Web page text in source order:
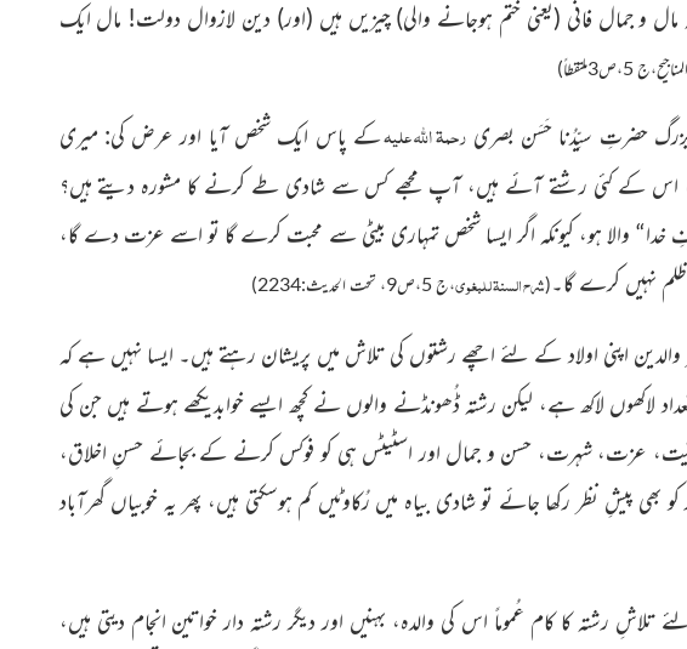
و جمال فانی (یعنی ختم ہوجانے والی)چیزیں ہیں (اور) دین لازوال دولت! مال ایک
5،ص3ملتقطاً)
حضرتِ سیِّدُنا حَسَن بصری رحمۃ اللہ علیہکے پاس ایک شخص آیا اور عرض کی: میری
کے کئی رشتے آئے ہیں، آپ مجھے کس سے شادی طے کرنے کا مشورہ دیتے ہیں؟
والاہو، کیونکہ اگر ایسا شخص تمہاری بیٹی سے محبت کرے گا تو اسے عزت دے گا،
ظلم نہیں کرے گا۔(شرح السنۃ للبغوی،ج 5،ص9، تحت الحدیث:2234)
والدین اپنی اولاد کے لئے اچھے رشتوں کی تلاش میں پریشان رہتے ہیں۔ ایسا نہیں ہے کہ
لاکھوں لاکھ ہے، لیکن رشتہ ڈُھونڈنے والوں نے کچھ ایسے خوابدیکھے ہوتے ہیں جن کی
عزت، شہرت، حسن و جمال اور اسٹیٹس ہی کو فوکس کرنے کے بجائے حسنِ اخلاق،
بھی پیشِ نظر رکھا جائے تو شادی بیاہ میں رُکاوٹیں کم ہوسکتی ہیں، پھر یہ خوبیاں گھرآباد
رشتہ کا کام عُموماً اس کی والدہ، بہنیں اور دیگر رشتہ دار خواتین انجام دیتی ہیں،